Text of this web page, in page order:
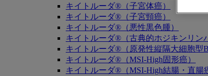
キイトルーダ®（子宮体癌）
キイトルーダ®（子宮頸癌）
キイトルーダ®（悪性黒色腫）
キイトルーダ®（古典的ホジキンリン
キイトルーダ®（原発性縦隔大細胞型
キイトルーダ®（MSI-High固形癌）
キイトルーダ®（MSI-High結腸・直腸